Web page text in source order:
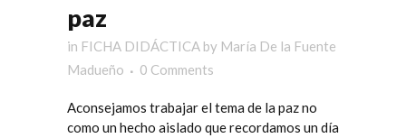
paz
in FICHA DIDÁCTICA by María De la Fuente
Madueño
0 Comments
Aconsejamos trabajar el tema de la paz no
como un hecho aislado que recordamos un día